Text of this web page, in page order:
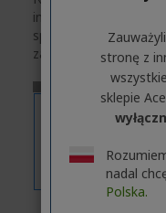
informacje o serii
specyfikację
zakładkę
„Dane
stronę z
sklepie
nadal
Polska.